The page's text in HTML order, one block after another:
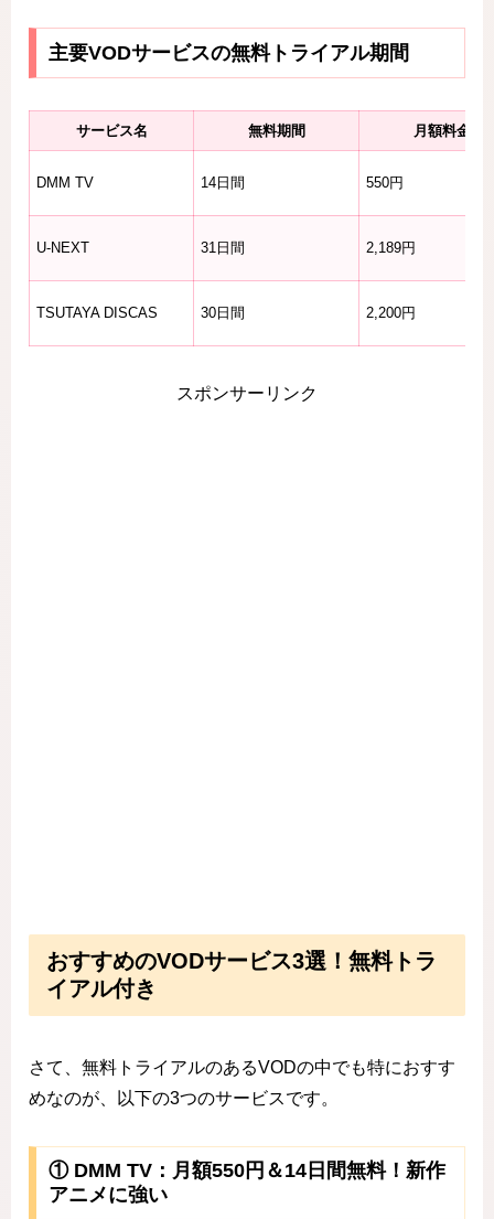
主要VODサービスの無料トライアル期間
サービス名 無料期間 月額料金
DMM TV 14日間 550円
U-NEXT 31日間 2,189円
TSUTAYA DISCAS 30日間 2,200円
スポンサーリンク
おすすめのVODサービス3選！無料トラ
イアル付き
さて、無料トライアルのあるVODの中でも特におすす
めなのが、以下の3つのサービスです。
① DMM TV：月額550円＆14日間無料！新作
アニメに強い